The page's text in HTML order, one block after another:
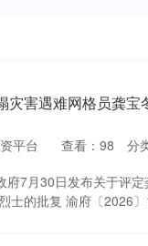
灾害遇难网格员龚宝
平台 查看： 98 分
府7月30日发布关于评
士的批复 渝府〔2026